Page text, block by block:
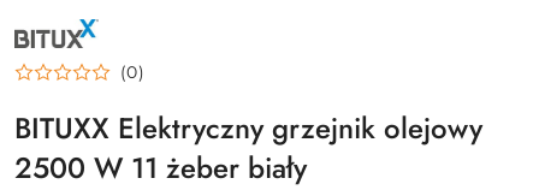
NAZWA
PRODUCENTA:
BITUXX
(0)
BITUXX Elektryczny grzejnik olejowy
2500 W 11 żeber biały